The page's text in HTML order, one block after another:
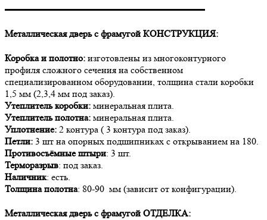
▬▬▬▬▬▬▬▬▬▬▬▬▬▬▬▬▬▬▬▬▬
Металлическая дверь с фрамугой КОНСТРУКЦИЯ:
Коробка и полотно: изготовлены из многоконтурного
профиля сложного сечения на собственном
специализированном оборудовании, толщина стали коробки
1,5 мм (2,3,4 мм под заказ).
Утеплитель коробки: минеральная плита.
Утеплитель полотна: минеральная плита.
Уплотнение: 2 контура ( 3 контура под заказ).
Петли: 3 шт на опорных подшипниках с открыванием на 180.
Противосъёмные штыри: 3 шт.
Терморазрыв: под заказ.
Наличник: есть.
Толщина полотна: 80-90 мм (зависит от конфигурации).
Металлическая дверь с фрамугой ОТДЕЛКА: